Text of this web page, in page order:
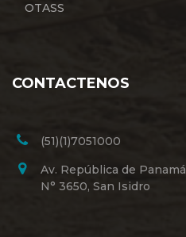
OTASS
CONTACTENOS
(51)(1)7051000
Av. República de Panamá
N° 3650, San Isidro